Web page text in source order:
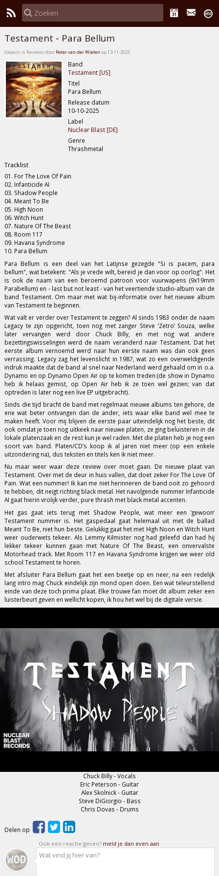
Testament - Para Bellum
Gepost in Reviews door Peter van der Wielen op 13-11-2025
Band
Testament [US]
Titel
Para Bellum
Release datum
10-10-2025
Label
Nuclear Blast [DE]
Genre
Thrashmetal
Tracklist
01. For The Love Of Pain
02. Infanticide AI
03. Shadow People
04. Meant To Be
05. High Noon
06. Witch Hunt
07. Nature Of The Beast
08. Room 117
09. Havana Syndrome
10. Para Bellum
Para Bellum is een deel van het Latijnse gezegde "Si is pacem, para
bellum", wat betekent: "Als je vrede wilt, bereid je dan voor op oorlog". Het
is ook de naam van een beroemd patroon voor vuurwapens (9x19mm
Parabellum) en - last but not least - van het veertiende studio-album van de
band Testament. Om maar met wat bij-informatie over het nieuwe album
van Testament te beginnen.
Wat valt er verder over Testament te zeggen? Al sinds 1983 onder de naam
Legacy te zijn opgericht, toen nog met zanger Steve ‘Zetro’ Souza, welke
later vervangen werd door Chuck Billy, en met nog wat andere
bezettingswisselingen werd de naam veranderd naar Testament. Dat het
eerste album vernoemd werd naar hun eerste naam was dan ook geen
verrassing. Legacy zag het levenslicht in 1987, wat zo een overweldigende
indruk maakte dat de band al snel naar Nederland werd gehaald om in o.a.
Dynamo en op Dynamo Open Air op te komen treden (de show in Dynamo
heb ik helaas gemist, op Open Air heb ik ze toen wel gezien; van dat
optreden is later nog een live EP uitgebracht).
Sinds die tijd bracht de band met regelmaat nieuwe albums ten gehore, de
ene wat beter ontvangen dan de ander, iets waar elke band wel mee te
maken heeft. Voor mij blijven de eerste paar uiteindelijk nog het beste, dit
ook omdat je toen nog uitkeek naar nieuwe platen, ze ging beluisteren in de
lokale platenzaak en de rest kun je wel raden. Met die platen heb je nog een
soort van band. Platen/CD’s koop ik al jaren niet meer (op een enkele
uitzondering na), dus teksten en titels ken ik niet meer.
Nu maar weer waar deze review over moet gaan. De nieuwe plaat van
Testament. Over met de deur in huis vallen, dat doet zeker For The Love Of
Pain. Wat een nummer! Ik kan me niet herinneren de band ooit zo gehoord
te hebben, dit neigt richting black metal. Het navolgende nummer Infanticide
AI gaat hierin vrolijk verder, pure thrash met black metal accenten.
Het gas gaat iets terug met Shadow People, wat meer een ’gewoon’
Testament nummer is. Het gaspedaal gaat helemaal uit met de ballad
Meant To Be, niet hun beste. Gelukkig gaat het met High Noon en Witch Hunt
weer ouderwets tekeer. Als Lemmy Kilmister nog had geleefd dan had hij
lekker tekeer kunnen gaan met Nature Of The Beast, een onvervalste
Motorhead track. Met Room 117 en Havana Syndrome krijgen we weer old
school Testament te horen.
Met afsluiter Para Bellum gaat het een beetje op en neer, na een redelijk
lang intro mag Chuck eindelijk zijn mond open doen. Een wat teleurstellend
einde van deze toch prima plaat. Elke trouwe fan moet dit album zeker een
luisterbeurt geven en wellicht kopen, ik hou het wel bij de digitale versie.
Chuck Billy - Vocals
Eric Peterson - Guitar
Alex Skolnick - Guitar
Steve DiGiorgio - Bass
Chris Dovas - Drums
Delen op
Ook een reactie geven? meld je dan even aan